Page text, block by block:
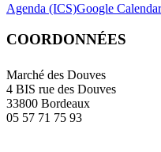
Agenda (ICS)Google Calendar
COORDONNÉES
Marché des Douves
4 BIS rue des Douves
33800 Bordeaux
05 57 71 75 93